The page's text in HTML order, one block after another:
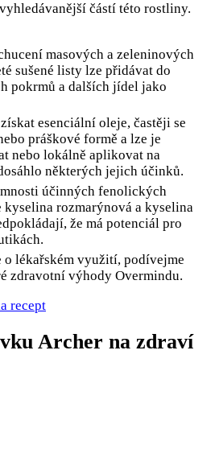
částí této rostliny.
masových a zeleninových
sušené listy lze přidávat do
pokrmů a dalších jídel jako
esenciální oleje, častěji se
práškové formě a lze je
nebo lokálně aplikovat na
některých jejich účinků.
účinných fenolických
kyselina rozmarýnová a kyselina
že má potenciál pro
lékařském využití, podívejme
zdravotní výhody Overmindu.
recept
Archer na zdraví